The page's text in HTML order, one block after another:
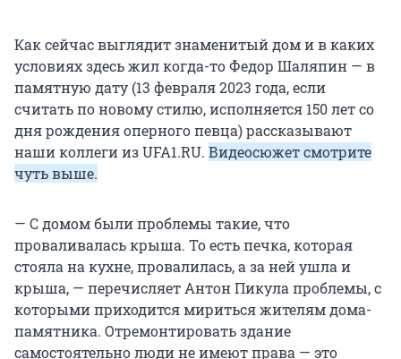
Как сейчас выглядит знаменитый дом и в каких
условиях здесь жил когда-то Федор Шаляпин — в
памятную дату (13 февраля 2023 года, если
считать по новому стилю, исполняется 150 лет со
дня рождения оперного певца) рассказывают
наши коллеги из UFA1.RU. Видеосюжет смотрите
чуть выше.
— С домом были проблемы такие, что
проваливалась крыша. То есть печка, которая
стояла на кухне, провалилась, а за ней ушла и
крыша, — перечисляет Антон Пикула проблемы, с
которыми приходится мириться жителям дома-
памятника. Отремонтировать здание
самостоятельно люди не имеют права — это